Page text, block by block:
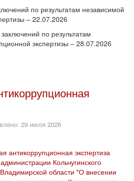
по результатам независимой
– 22.07.2026
по результатам
экспертизы – 28.07.2026
29 июля 2026
антикоррупционная экспертиза
Кольчугинского
области "О внесении